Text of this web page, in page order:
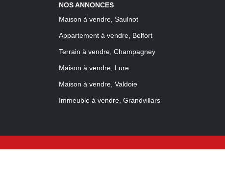
NOS ANNONCES
Maison à vendre, Saulnot
Appartement à vendre, Belfort
Terrain à vendre, Champagney
Maison à vendre, Lure
Maison à vendre, Valdoie
Immeuble à vendre, Grandvillars